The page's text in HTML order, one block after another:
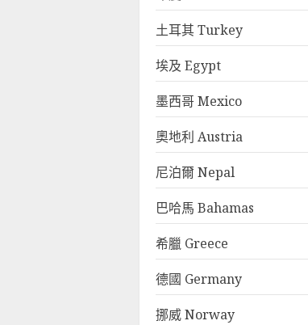
土耳其 Turkey
埃及 Egypt
墨西哥 Mexico
奧地利 Austria
尼泊爾 Nepal
巴哈馬 Bahamas
希臘 Greece
德國 Germany
挪威 Norway